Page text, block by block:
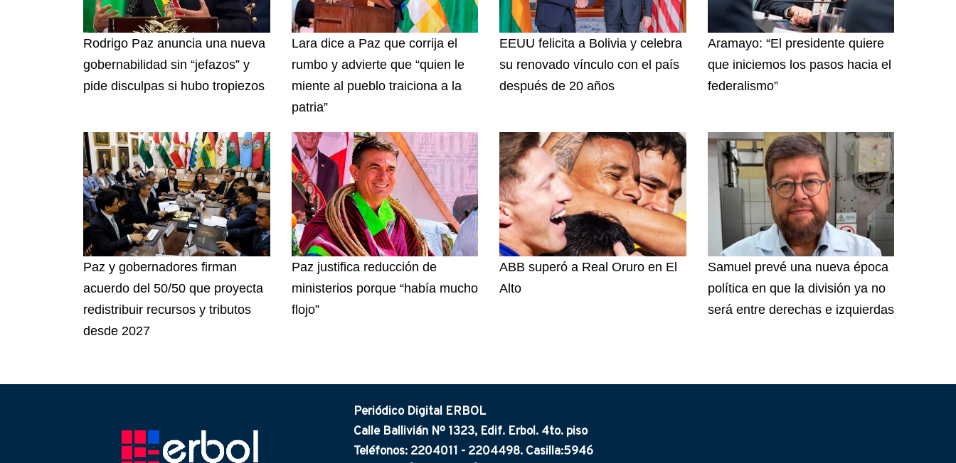
Rodrigo Paz anuncia una nueva
gobernabilidad sin “jefazos” y
pide disculpas si hubo tropiezos
Lara dice a Paz que corrija el
rumbo y advierte que “quien le
miente al pueblo traiciona a la
patria”
EEUU felicita a Bolivia y celebra
su renovado vínculo con el país
después de 20 años
Aramayo: “El presidente quiere
que iniciemos los pasos hacia el
federalismo”
Paz y gobernadores firman
acuerdo del 50/50 que proyecta
redistribuir recursos y tributos
desde 2027
Paz justifica reducción de
ministerios porque “había mucho
flojo”
ABB superó a Real Oruro en El
Alto
Samuel prevé una nueva época
política en que la división ya no
será entre derechas e izquierdas
Periódico Digital ERBOL
Calle Ballivián Nº 1323, Edif. Erbol. 4to. piso
Teléfonos: 2204011 - 2204498. Casilla:5946